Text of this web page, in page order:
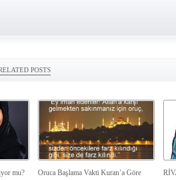
POSTS
mu?
Oruca Başlama Vakti Kuran’a Göre